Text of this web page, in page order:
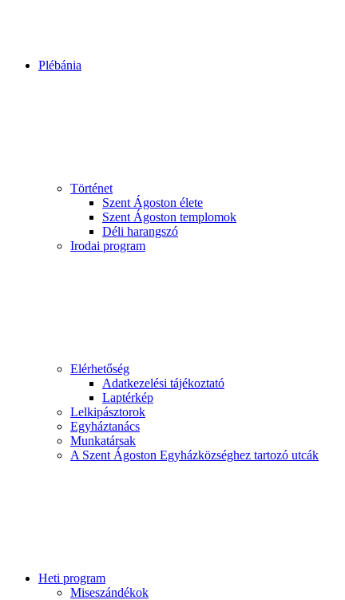
Plébánia
Történet
Szent Ágoston élete
Szent Ágoston templomok
Déli harangszó
Irodai program
Elérhetőség
Adatkezelési tájékoztató
Laptérkép
Lelkipásztorok
Egyháztanács
Munkatársak
A Szent Ágoston Egyházközséghez tartozó utcák
Heti program
Miseszándékok